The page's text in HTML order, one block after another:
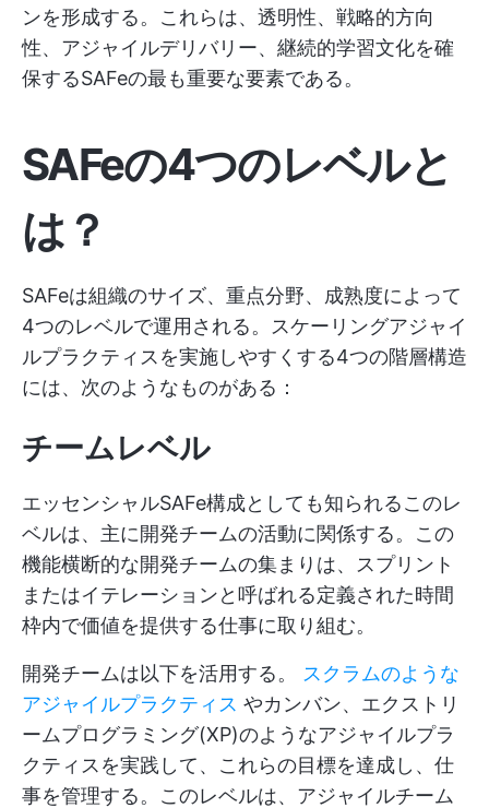
ンを形成する。これらは、透明性、戦略的方向
性、アジャイルデリバリー、継続的学習文化を確
保するSAFeの最も重要な要素である。
SAFeの4つのレベルと
は？
SAFeは組織のサイズ、重点分野、成熟度によって
4つのレベルで運用される。スケーリングアジャイ
ルプラクティスを実施しやすくする4つの階層構造
には、次のようなものがある：
チームレベル
エッセンシャルSAFe構成としても知られるこのレ
ベルは、主に開発チームの活動に関係する。この
機能横断的な開発チームの集まりは、スプリント
またはイテレーションと呼ばれる定義された時間
枠内で価値を提供する仕事に取り組む。
開発チームは以下を活用する。
スクラムのような
アジャイルプラクティス やカンバン、エクストリ
ームプログラミング(XP)のようなアジャイルプラ
クティスを実践して、これらの目標を達成し、仕
事を管理する。このレベルは、アジャイルチーム